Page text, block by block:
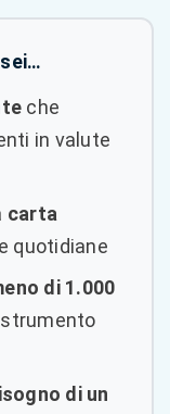
che
in valute
carta
quotidiane
di 1.000
di un